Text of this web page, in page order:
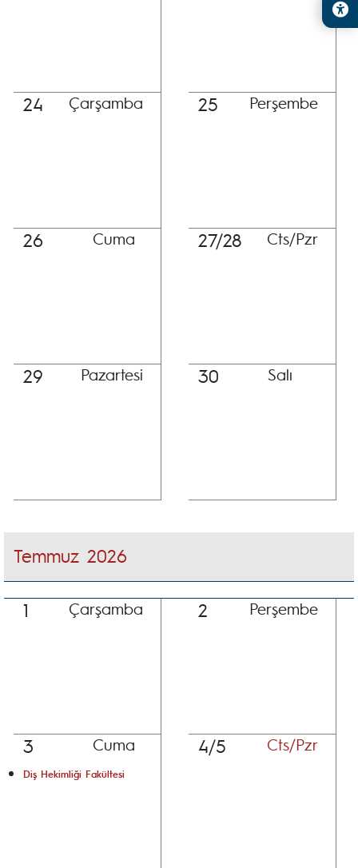
24 Çarşamba 25 Perşembe
26 Cuma 27/28 Cts/Pzr
29 Pazartesi 30 Salı
Temmuz 2026
1 Çarşamba 2 Perşembe
3 Cuma
Diş Hekimliği Fakültesi
4/5 Cts/Pzr